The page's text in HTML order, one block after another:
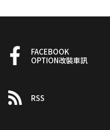
FACEBOOK
OPTION改裝車訊
RSS